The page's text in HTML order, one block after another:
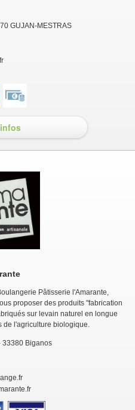
GUJAN-MESTRAS
Pâtisserie l'Amarante,
proposer des produits "fabrication
sur levain naturel en longue
de l'agriculture biologique.
33380 Biganos